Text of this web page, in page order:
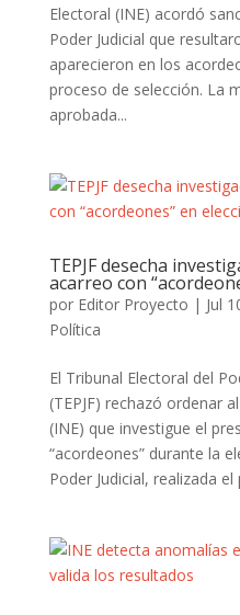
Electoral (INE) acordó
Poder Judicial que
aparecieron en los
proceso de selección. La
aprobada...
TEPJF desecha
acarreo con
por Editor Proyecto | Jul
Política
El Tribunal Electoral del
(TEPJF) rechazó ordenar
(INE) que investigue el
“acordeones” durante la
Poder Judicial, realizada